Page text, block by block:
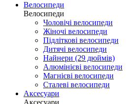
Велосипеди
Велосипеди
Чоловічі велосипеди
Жіночі велосипеди
Підліткові велосипеди
Дитячі велосипеди
Найнери (29 дюймів)
Алюмінієві велосипеди
Магнієві велосипеди
Сталеві велосипеди
Аксесуари
Аксесуари